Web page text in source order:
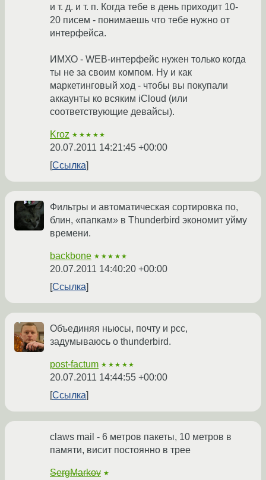
и т. д. и т. п. Когда тебе в день приходит 10-
20 писем - понимаешь что тебе нужно от
интерфейса.
ИМХО - WEB-интерфейс нужен только когда
ты не за своим компом. Ну и как
маркетинговый ход - чтобы вы покупали
аккаунты ко всяким iCloud (или
соответствующие девайсы).
Kroz ★★★★★
20.07.2011 14:21:45 +00:00
Ссылка
Фильтры и автоматическая сортировка по,
блин, «папкам» в Thunderbird экономит уйму
времени.
backbone ★★★★★
20.07.2011 14:40:20 +00:00
Ссылка
Объединяя ньюсы, почту и рсс,
задумываюсь о thunderbird.
post-factum ★★★★★
20.07.2011 14:44:55 +00:00
Ссылка
claws mail - 6 метров пакеты, 10 метров в
памяти, висит постоянно в трее
SergMarkov ★